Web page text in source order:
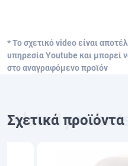
* Το σχετικό video είναι
υπηρεσία Youtube και μπορεί
στο αναγραφόμενο προϊόν
Σχετικά προϊόντα